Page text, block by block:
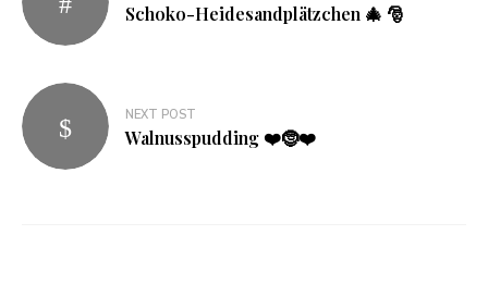
Schoko-Heidesandplätzchen 🎄 🎅
NEXT POST
Walnusspudding ❤️🤶❤️